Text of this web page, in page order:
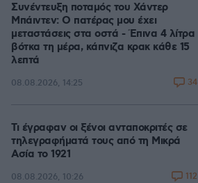
Συνέντευξη ποταμός του Χάντερ
Μπάιντεν: Ο πατέρας μου έχει
μεταστάσεις στα οστά - Έπινα 4 λίτρα
βότκα τη μέρα, κάπνιζα κρακ κάθε 15
λεπτά
08.08.2026, 14:25 34
Τι έγραφαν οι ξένοι ανταποκριτές σε
τηλεγραφήματά τους από τη Μικρά
Ασία το 1921
08.08.2026, 10:26 112